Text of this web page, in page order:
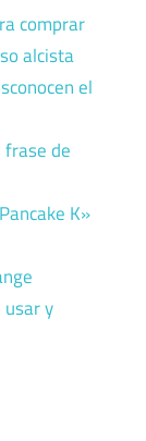
comprar
alcista
el
frase de
K»
usar y